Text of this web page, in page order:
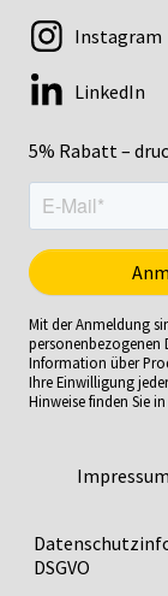
5% Rabatt –
Instagram
LinkedIn
Mit der Anmeldung
personenbezogenen
Information über
Ihre Einwilligung
Hinweise finden Sie
Impressum
DSGVO